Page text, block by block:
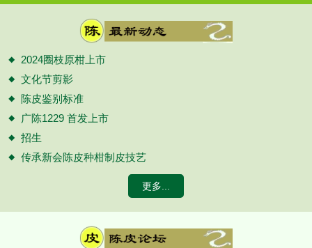
2024圈枝原柑上市
文化节剪影
陈皮鉴别标准
广陈1229 首发上市
招生
传承新会陈皮种柑制皮技艺
更多...